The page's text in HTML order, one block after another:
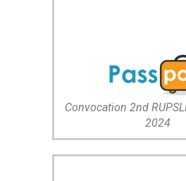
Convocation 2nd
2024